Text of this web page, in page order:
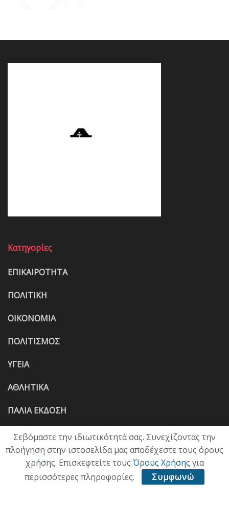
Κατηγορίες
ΕΠΙΚΑΙΡΟΤΗΤΑ
ΠΟΛΙΤΙΚΗ
ΟΙΚΟΝΟΜΙΑ
ΠΟΛΙΤΙΣΜΟΣ
ΥΓΕΙΑ
ΑΘΛΗΤΙΚΑ
ΠΑΛΙΑ ΕΚΔΟΣΗ
Σεβόμαστε την ιδιωτικότητά σας. Συνεχίζοντας την
πλοήγηση στην ιστοσελίδα μας αποδέχεστε τους όρους
χρήσης. Επισκεφτείτε τους Όρους Χρήσης για
περισσότερες πληροφορίες.
Συμφωνώ